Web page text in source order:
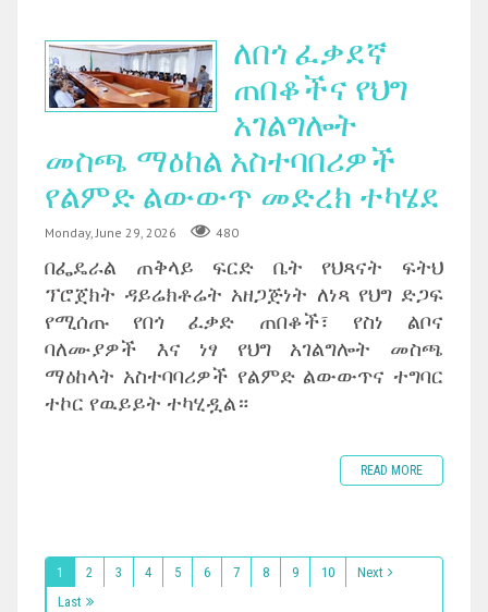
ለበጎ ፈቃደኛ
ጠበቆችና የህግ
አገልግሎት
መስጫ ማዕከል አስተባበሪዎች
የልምድ ልውውጥ መድረክ ተካሄደ
Monday, June 29, 2026 480
በፌዴራል ጠቅላይ ፍርድ ቤት የህጻናት ፍትህ
ፕሮጀክት ዳይሬክቶሬት አዘጋጅነት ለነጻ የህግ ድጋፍ
የሚሰጡ የበጎ ፈቃድ ጠበቆች፣ የስነ ልቦና
ባለሙያዎች እና ነፃ የህግ አገልግሎት መስጫ
ማዕከላት አስተባባሪዎች የልምድ ልውውጥና ተግባር
ተኮር የዉይይት ተካሂዷል።
READ MORE
1 2 3 4 5 6 7 8 9 10
Next
Last